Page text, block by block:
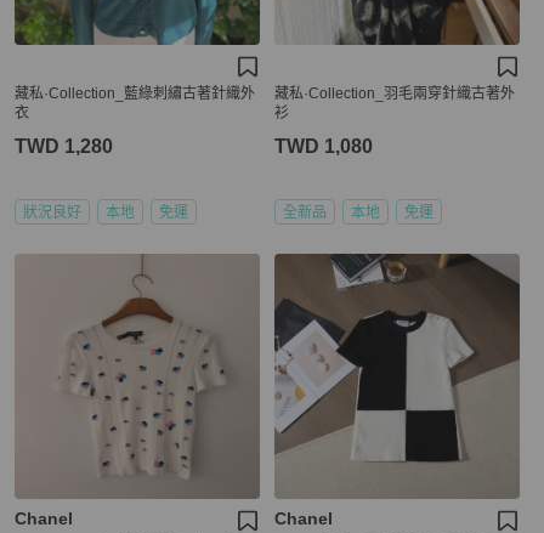
藏私·Collection_藍綠刺繡古著針織外
衣
TWD 1,280
狀況良好 本地 免運
藏私·Collection_羽毛兩穿針織古著外
衫
TWD 1,080
全新品 本地 免運
Chanel Chanel